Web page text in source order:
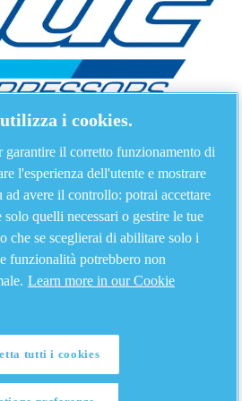
i cookies.
il corretto funzionamento di
l'esperienza dell'utente e mostrare
avere il controllo: potrai accettare
quelli necessari o gestire le tue
che se sceglierai di abilitare solo i
funzionalità potrebbero non
Learn more in our Cookie
tutti i cookies